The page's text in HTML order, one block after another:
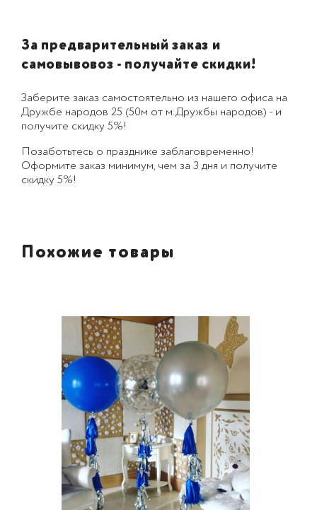
За предварительный заказ и
самовывовоз - получайте скидки!
Заберите заказ самостоятельно из нашего офиса на
Дружбе народов 25 (50м от м.Дружбы народов) - и
получите скидку 5%!
Позаботьтесь о празднике заблаговременно!
Оформите заказ минимум, чем за 3 дня и получите
скидку 5%!
Похожие товары